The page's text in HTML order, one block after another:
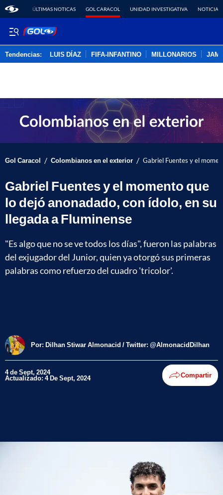
ÚLTIMAS NOTICAS GOL CARACOL UNIDAD INVESTIGATIVA NOTICIAS
Tendencias: LUIS DÍAZ FIFA-INFANTINO MILLONARIOS
Gol Caracol / Colombianos en el exterior / Gabriel Fuentes y el
Gabriel Fuentes y el momento que
lo dejó anonadado, con ídolo, en su
llegada a Fluminense
"Es algo que no se ve todos los días", fueron las palabras
del exjugador del Junior, quien ya otorgó sus primeras
palabras como refuerzo del cuadro 'tricolor'.
Por: Dilhan Stiwar Almonacid / Twitter: @AlmonacidDilhan
4 de Sept, 2024
Actualizado: 4 De Sept, 2024 Compartir